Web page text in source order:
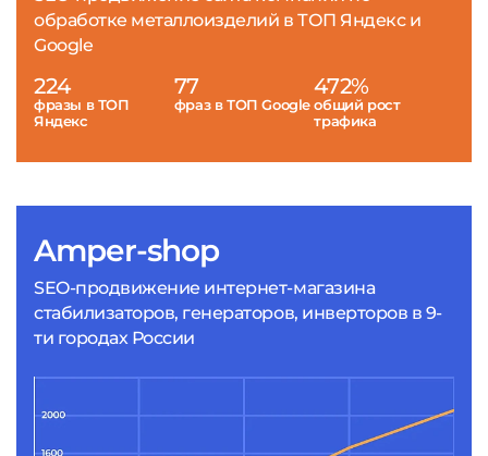
Amper-shop
SEO-продвижение интернет-магазина
стабилизаторов, генераторов, инверторов в 9-
ти городах России
обработке металлоизделий в ТОП Яндекс и
Google
224
фразы в ТОП
Яндекс
77
фраз в ТОП Google
472%
общий рост
трафика